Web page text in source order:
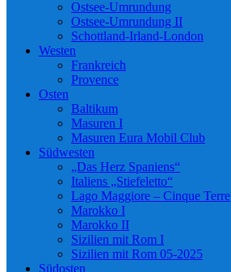
Ostsee-Umrundung
Ostsee-Umrundung II
Schottland-Irland-London
Westen
Frankreich
Provence
Osten
Baltikum
Masuren I
Masuren Eura Mobil Club
Südwesten
„Das Herz Spaniens“
Italiens „Stiefeletto“
Lago Maggiore – Cinque Terre
Marokko I
Marokko II
Sizilien mit Rom I
Sizilien mit Rom 05-2025
Südosten